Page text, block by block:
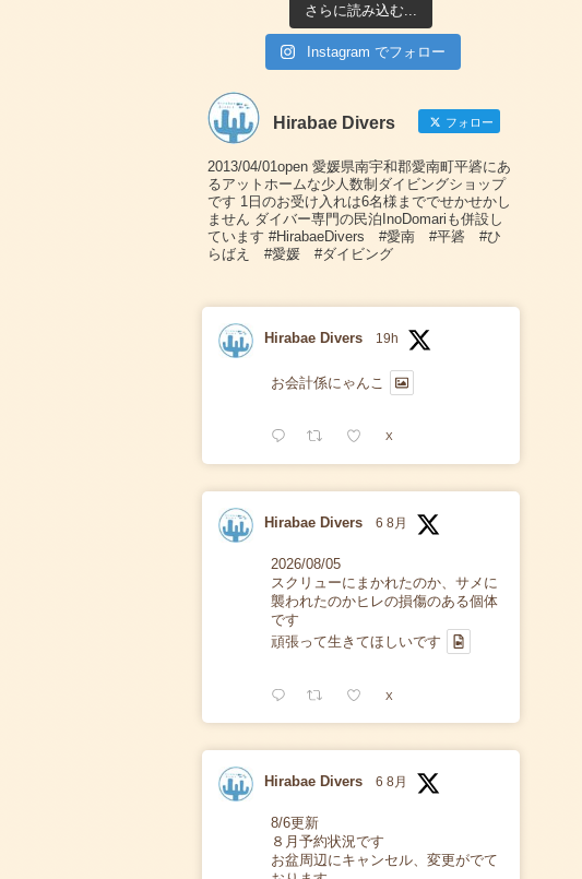
さらに読み込む...
Instagram でフォロー
Hirabae Divers フォロー
2013/04/01open 愛媛県南宇和郡愛南町平碆にあ
るアットホームな少人数制ダイビングショップ
です 1日のお受け入れは6名様まででせかせかし
ません ダイバー専門の民泊InoDomariも併設し
ています #HirabaeDivers #愛南 #平碆 #ひ
らばえ #愛媛 #ダイビング
Hirabae Divers 19h
お会計係にゃんこ
X
Hirabae Divers 6 8月
2026/08/05
スクリューにまかれたのか、サメに
襲われたのかヒレの損傷のある個体
です
頑張って生きてほしいです
X
Hirabae Divers 6 8月
8/6更新
８月予約状況です
お盆周辺にキャンセル、変更がでて